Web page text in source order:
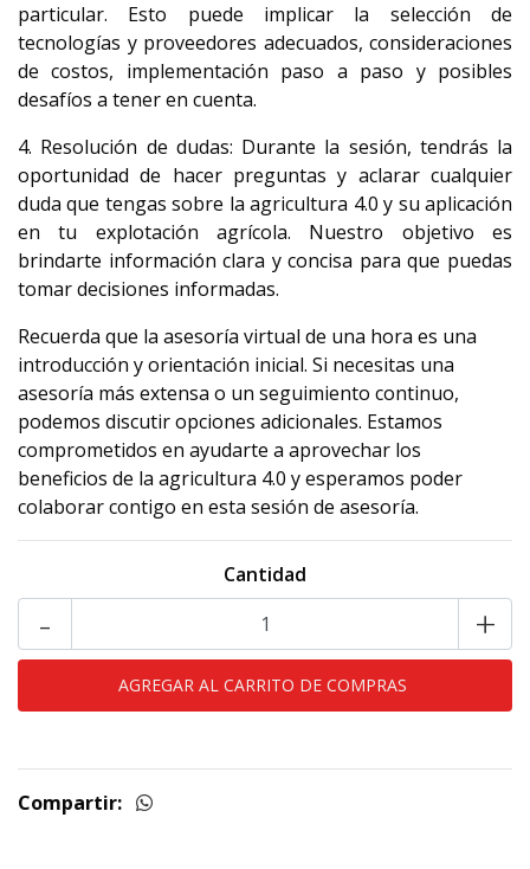
particular. Esto puede implicar la selección de
tecnologías y proveedores adecuados, consideraciones
de costos, implementación paso a paso y posibles
desafíos a tener en cuenta.
4. Resolución de dudas: Durante la sesión, tendrás la
oportunidad de hacer preguntas y aclarar cualquier
duda que tengas sobre la agricultura 4.0 y su aplicación
en tu explotación agrícola. Nuestro objetivo es
brindarte información clara y concisa para que puedas
tomar decisiones informadas.
Recuerda que la asesoría virtual de una hora es una
introducción y orientación inicial. Si necesitas una
asesoría más extensa o un seguimiento continuo,
podemos discutir opciones adicionales. Estamos
comprometidos en ayudarte a aprovechar los
beneficios de la agricultura 4.0 y esperamos poder
colaborar contigo en esta sesión de asesoría.
Cantidad
- +
Compartir: